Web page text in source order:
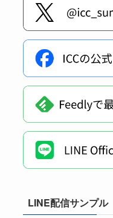
LINE配信サンプル